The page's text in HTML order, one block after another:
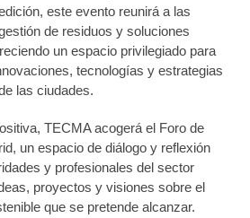
este evento reunirá a las
de residuos y soluciones
un espacio privilegiado para
tecnologías y estrategias
las ciudades.
TECMA acogerá el Foro de
un espacio de diálogo y reflexión
y profesionales del sector
proyectos y visiones sobre el
que se pretende alcanzar.